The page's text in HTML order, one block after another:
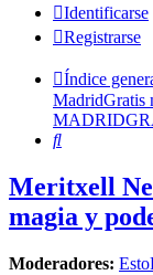
Identificarse
Registrarse
Índice
MadridGratis
Buscar
Meritxell
magia y
Moderadores: